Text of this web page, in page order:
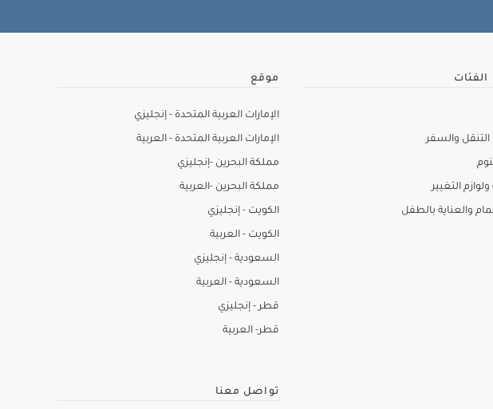
والسفر
التغيير
والعناية بالطفل
موقع
الإمارات العربية المتحدة - إنجليزي
الإمارات العربية المتحدة - العربية
مملكة البحرين -إنجليزي
مملكة البحرين -العربية
الكويت - إنجليزي
الكويت - العربية
السعودية - إنجليزي
السعودية - العربية
قطر - إنجليزي
قطر- العربية
تواصل معنا